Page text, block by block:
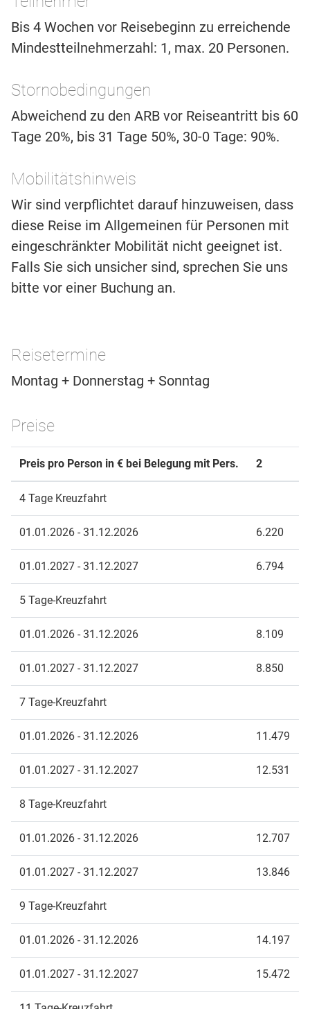
Bis 4 Wochen vor Reisebeginn zu erreichende
Mindestteilnehmerzahl: 1, max. 20 Personen.
Stornobedingungen
Abweichend zu den ARB vor Reiseantritt bis 60
Tage 20%, bis 31 Tage 50%, 30-0 Tage: 90%.
Mobilitätshinweis
Wir sind verpflichtet darauf hinzuweisen, dass
diese Reise im Allgemeinen für Personen mit
eingeschränkter Mobilität nicht geeignet ist.
Falls Sie sich unsicher sind, sprechen Sie uns
bitte vor einer Buchung an.
Reisetermine
Montag + Donnerstag + Sonntag
Preise
Preis pro Person in € bei Belegung mit Pers. 2
4 Tage Kreuzfahrt
01.01.2026 - 31.12.2026 6.220
01.01.2027 - 31.12.2027 6.794
5 Tage-Kreuzfahrt
01.01.2026 - 31.12.2026 8.109
01.01.2027 - 31.12.2027 8.850
7 Tage-Kreuzfahrt
01.01.2026 - 31.12.2026 11.479
01.01.2027 - 31.12.2027 12.531
8 Tage-Kreuzfahrt
01.01.2026 - 31.12.2026 12.707
01.01.2027 - 31.12.2027 13.846
9 Tage-Kreuzfahrt
01.01.2026 - 31.12.2026 14.197
01.01.2027 - 31.12.2027 15.472